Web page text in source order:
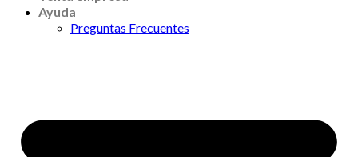
Ayuda
Preguntas Frecuentes